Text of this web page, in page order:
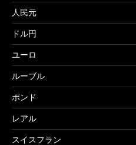
人民元
ドル円
ユーロ
ルーブル
ポンド
レアル
スイスフラン